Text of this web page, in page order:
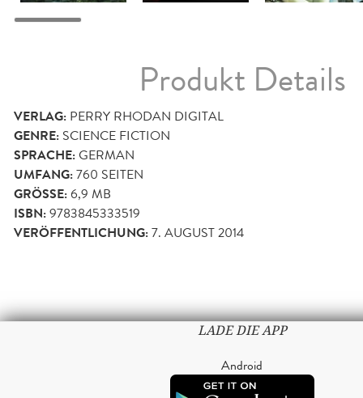
Produkt Details
VERLAG: PERRY RHODAN DIGITAL
GENRE: SCIENCE FICTION
SPRACHE:GERMAN
UMFANG:760 SEITEN
GRÖSSE: 6,9 MB
ISBN:9783845333519
VERÖFFENTLICHUNG:7. AUGUST 2014
LADE DIE APP
Android